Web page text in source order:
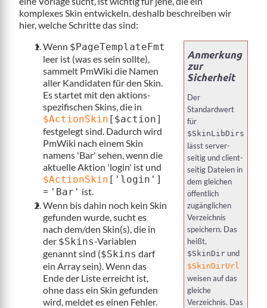
komplexes Skin entwickeln, deshalb beschreiben wir
hier, welche Schritte das sind:
Anmerkung
zur
Sicherheit
Der
Standardwert
für
$SkinLibDirs
lässt server-
seitig und client-
seitig Dateien in
dem gleichen
öffentlich
zugänglichen
Verzeichnis
speichern. Das
heißt,
$SkinDir und
$SkinDirUrl
weisen auf das
gleiche
Verzeichnis. Das
Wenn $PageTemplateFmt
leer ist (was es sein sollte),
sammelt PmWiki die Namen
aller Kandidaten für den Skin.
Es startet mit den aktions-
spezifischen Skins, die in
$ActionSkin [$action]
festgelegt sind. Dadurch wird
PmWiki nach einem Skin
namens 'Bar' sehen, wenn die
aktuelle Aktion 'login' ist und
$ActionSkin ['login']
= 'Bar' ist.
Wenn bis dahin noch kein Skin
gefunden wurde, sucht es
nach dem/den Skin(s), die in
der $Skins-Variablen
genannt sind ($Skins darf
ein Array sein). Wenn das
Ende der Liste erreicht ist,
ohne dass ein Skin gefunden
wird, meldet es einen Fehler.